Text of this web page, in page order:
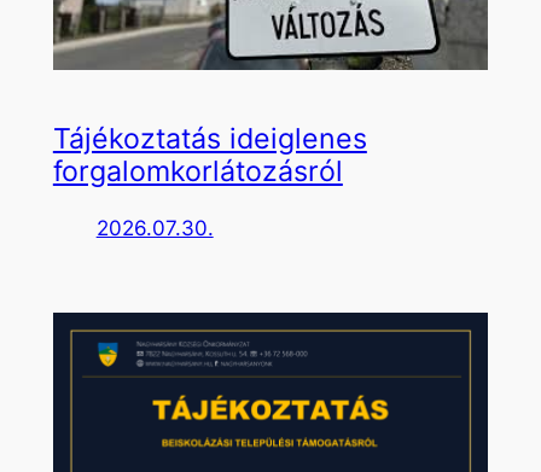
Tájékoztatás ideiglenes
forgalomkorlátozásról
2026.07.30.